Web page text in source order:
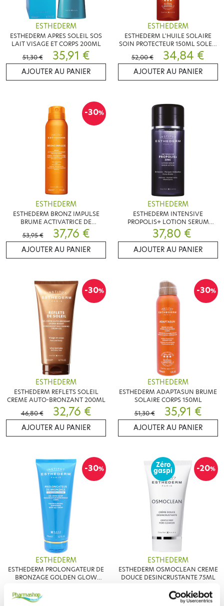
ESTHEDERM
ESTHEDERM APRES SOLEIL SOS
LAIT VISAGE ET CORPS 200ML
51,30 €
35,91 €
AJOUTER AU PANIER
ESTHEDERM
ESTHEDERM L'HUILE SOLAIRE
SOIN PROTECTEUR 150ML SOLEIL
FORT
52,00 € 34,84 €
AJOUTER AU PANIER
-30%
ESTHEDERM
ESTHEDERM BRONZ IMPULSE
BRUME ACTIVATRICE DE
BRONZAGE 150ML
53,95 € 37,76 €
AJOUTER AU PANIER
ESTHEDERM
ESTHEDERM INTENSIVE
PROPOLIS+ LOTION SERUM
130ML
37,80 €
AJOUTER AU PANIER
-30%
ESTHEDERM
ESTHEDERM REFLETS SOLEIL
CREME AUTO-BRONZANT 200ML
46,80 €
32,76 €
AJOUTER AU PANIER
-30%
ESTHEDERM
ESTHEDERM ADAPTASUN BRUME
SOLAIRE CORPS 150ML
51,30 €
35,91 €
AJOUTER AU PANIER
-30%
ESTHEDERM
ESTHEDERM PROLONGATEUR DE
BRONZAGE GOLDEN GLOW
51,30 €
-20%
Zéro
gaspi
ESTHEDERM
ESTHEDERM OSMOCLEAN CREME
DOUCE DESINCRUSTANTE 75ML
26,64 €